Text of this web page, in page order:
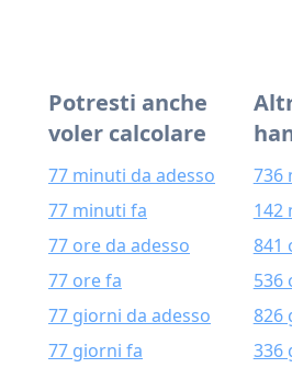
Potresti anche
voler calcolare
77 minuti da adesso
77 minuti fa
77 ore da adesso
77 ore fa
77 giorni da adesso
77 giorni fa
736
142
841
536
826
336